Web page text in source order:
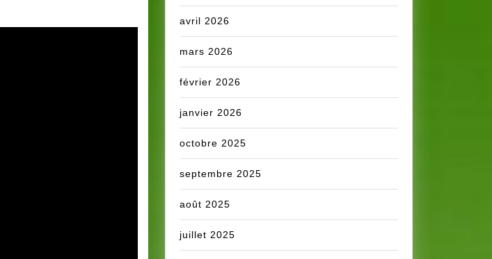
avril 2026
mars 2026
février 2026
janvier 2026
octobre 2025
septembre 2025
août 2025
juillet 2025